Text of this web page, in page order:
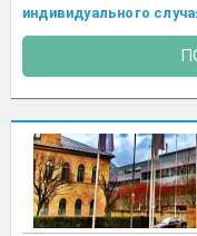
индивидуального